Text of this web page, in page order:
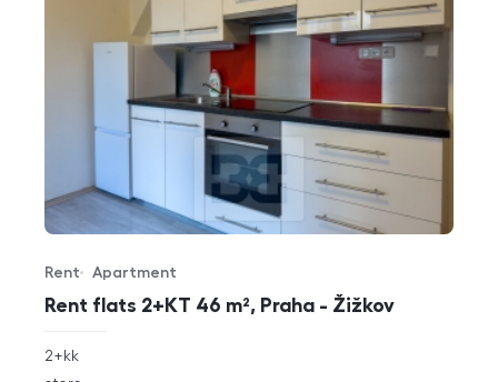
Rent flats 2+KT 46 m², Praha - Žižkov
Offer type
Rent
Property type
Apartment
rozměry
disposition
2+kk